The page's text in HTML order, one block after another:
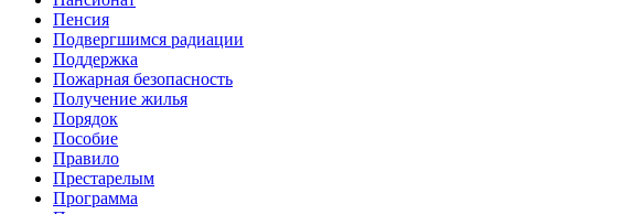
Пенсия
Подвергшимся радиации
Поддержка
Пожарная безопасность
Получение жилья
Порядок
Пособие
Правило
Престарелым
Программа